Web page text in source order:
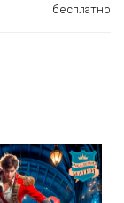
бесплатно